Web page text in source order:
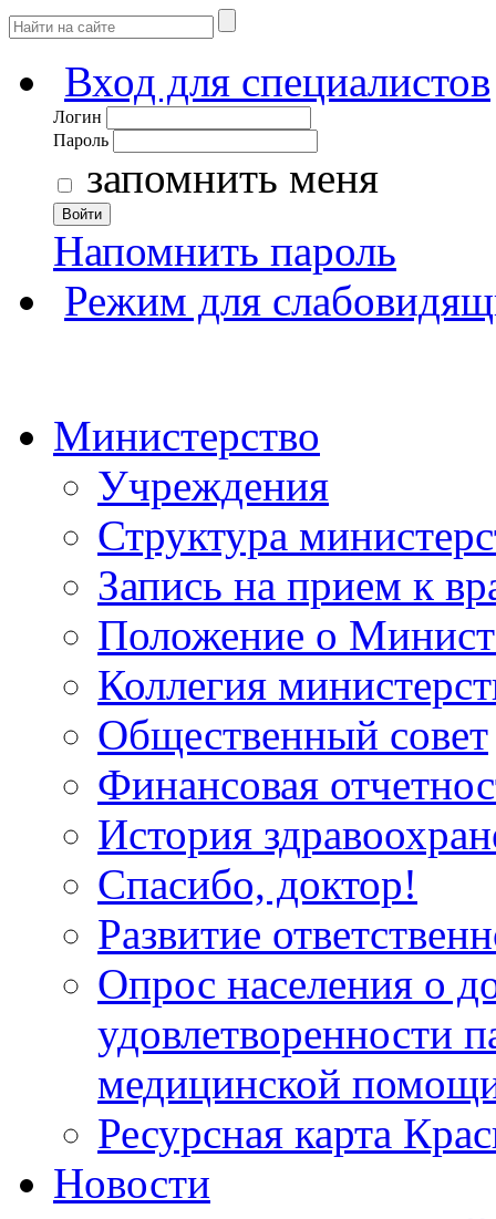
Вход для специалистов
Логин
Пароль
запомнить меня
Войти
Напомнить пароль
Режим для
Министерство
Учреждения
Структура
Запись на прием к
Положение о
Коллегия
Общественный совет
Финансовая
История
Спасибо, доктор!
Развитие
Опрос населения о
удовлетворенности
медицинской
Ресурсная карта
Новости